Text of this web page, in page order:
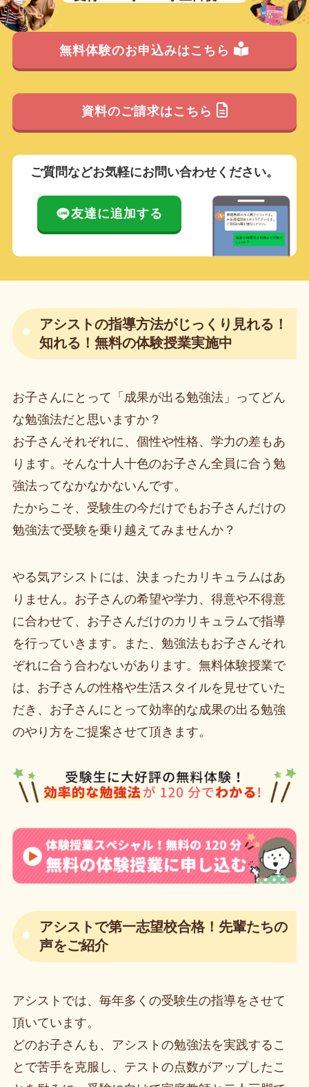
無料体験のお申込みはこちら
資料のご請求はこちら
ご質問などお気軽にお問い合わせください。
友達に追加する
アシストの指導方法がじっくり見れる！
知れる！無料の体験授業実施中
お子さんにとって「成果が出る勉強法」ってどん
な勉強法だと思いますか？
お子さんそれぞれに、個性や性格、学力の差もあ
ります。そんな十人十色のお子さん全員に合う勉
強法ってなかなかないんです。
たからこそ、受験生の今だけでもお子さんだけの
勉強法で受験を乗り越えてみませんか？
やる気アシストには、決まったカリキュラムはあ
りません。お子さんの希望や学力、得意や不得意
に合わせて、お子さんだけのカリキュラムで指導
を行っていきます。また、勉強法もお子さんそれ
ぞれに合う合わないがあります。無料体験授業で
は、お子さんの性格や生活スタイルを見せていた
だき、お子さんにとって効率的な成果の出る勉強
のやり方をご提案させて頂きます。
アシストで第一志望校合格！先輩たちの
声をご紹介
アシストでは、毎年多くの受験生の指導をさせて
頂いています。
どのお子さんも、アシストの勉強法を実践するこ
とで苦手を克服し、テストの点数がアップしたこ